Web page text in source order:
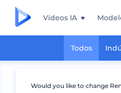
Vídeos IA
Todos
Would you like to change